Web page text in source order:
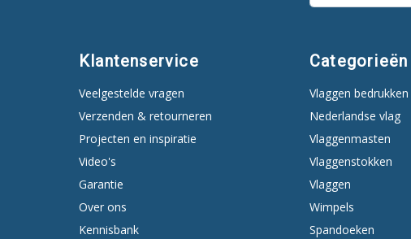
Klantenservice
Veelgestelde vragen
Verzenden & retourneren
Projecten en inspiratie
Video's
Garantie
Over ons
Kennisbank
Categorieën
Vlaggen bedrukken
Nederlandse vlag
Vlaggenmasten
Vlaggenstokken
Vlaggen
Wimpels
Spandoeken